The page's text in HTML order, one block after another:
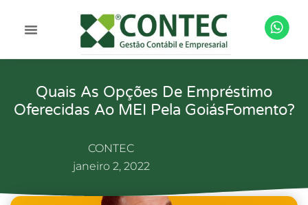
Quais As Opções De Empréstimo
Oferecidas Ao MEI Pela GoiásFomento?
CONTEC
janeiro 2, 2022